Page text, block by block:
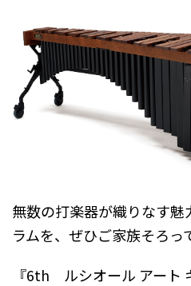
無数の打楽器が織りなす
ラムを、ぜひご家族そろっ
『6th ルシオール アート